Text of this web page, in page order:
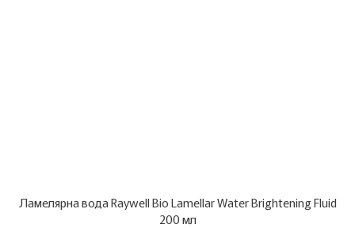
Ламелярна вода Raywell Bio Lamellar Water Brightening Fluid
200 мл